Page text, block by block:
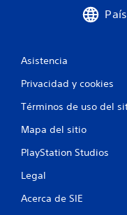
Asistencia
Privacidad y cookies
Términos de uso del
Mapa del sitio
PlayStation Studios
Legal
Acerca de SIE